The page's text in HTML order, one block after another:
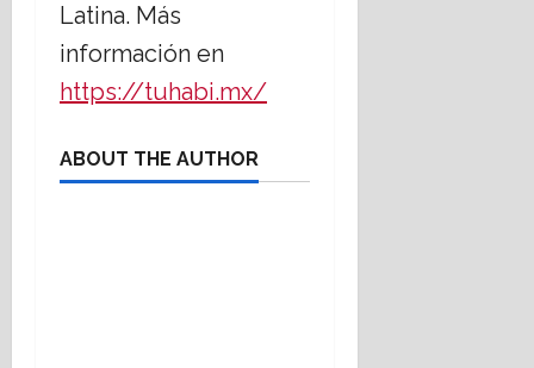
Latina. Más
información en
https://tuhabi.mx/
ABOUT THE AUTHOR